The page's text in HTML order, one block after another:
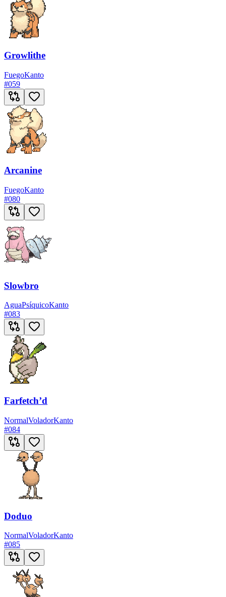
Growlithe
FuegoKanto
#059
Arcanine
FuegoKanto
#080
Slowbro
AguaPsíquicoKanto
#083
Farfetch’d
NormalVoladorKanto
#084
Doduo
NormalVoladorKanto
#085